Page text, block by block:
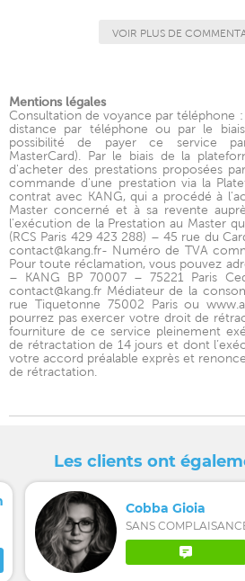
VOIR PLUS DE
Mentions légales
Consultation de voyance par téléphone
distance par téléphone ou par le
possibilité de payer ce service
MasterCard). Par le biais de la
d'acheter des prestations proposées
commande d'une prestation via la
contrat avec KANG, qui a procédé à
Master concerné et à sa revente
l'exécution de la Prestation au Master
(RCS Paris 429 423 288) – 45 rue du
contact@kang.fr- Numéro de TVA
Pour toute réclamation, vous pouvez
– KANG BP 70007 – 75221 Paris
contact@kang.fr Médiateur de la
rue Tiquetonne 75002 Paris ou
pourrez pas exercer votre droit de
fourniture de ce service pleinement
de rétractation de 14 jours et dont
votre accord préalable exprès et
de rétractation.
Les clients ont
Cobba Gioia
SANS